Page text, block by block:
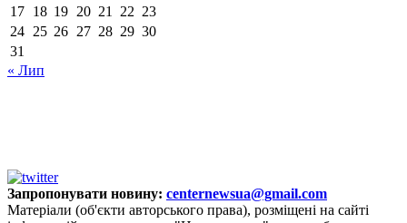
17 18 19 20 21 22 23
24 25 26 27 28 29 30
31
« Лип
Запропонувати новину: centernewsua@gmail.com
Матеріали (об'єкти авторського права), розміщені на сайті